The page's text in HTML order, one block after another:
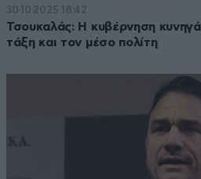
30·10·2025 18:42
Τσουκαλάς: Η κυβέρνηση
τάξη και τον μέσο πολίτη